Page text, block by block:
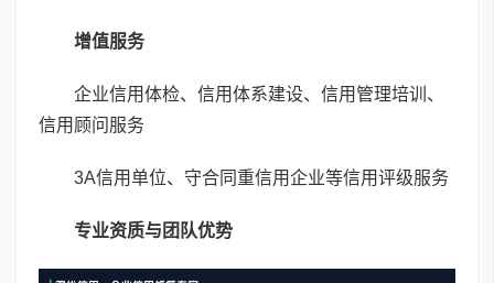
增值服务
企业信用体检、信用体系建设、信用管理培训、
信用顾问服务
3A信用单位、守合同重信用企业等信用评级服务
专业资质与团队优势